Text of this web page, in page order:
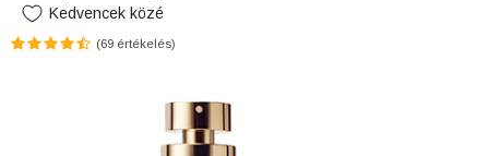
Kedvencek közé
(69 értékelés)